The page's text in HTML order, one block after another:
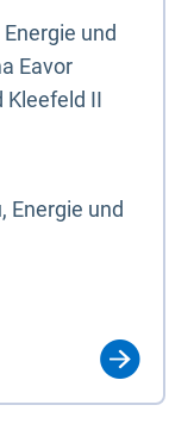
und
Eavor
Kleefeld II
Energie und